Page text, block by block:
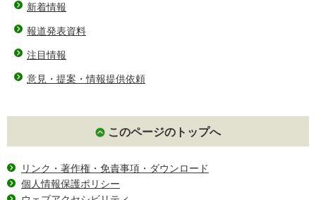
新着情報
報道発表資料
注目情報
意見・提案・情報提供依頼
このページのトップへ
リンク・著作権・免責事項・ダウンロード
個人情報保護ポリシー